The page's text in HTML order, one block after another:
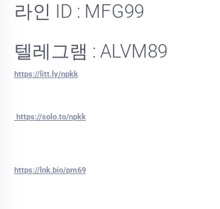
라인 ID : MFG99
텔레그램 : ALVM89
https://litt.ly/npkk
https://solo.to/npkk
https://lnk.bio/pm69